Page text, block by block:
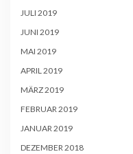
JULI 2019
JUNI 2019
MAI 2019
APRIL 2019
MÄRZ 2019
FEBRUAR 2019
JANUAR 2019
DEZEMBER 2018